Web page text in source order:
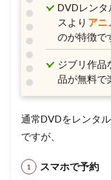
DVDレンタ
スより アニ
のが特徴で
ジブリ作品
品が無料で
通常DVDをレンタ
ですが、
スマホで予約